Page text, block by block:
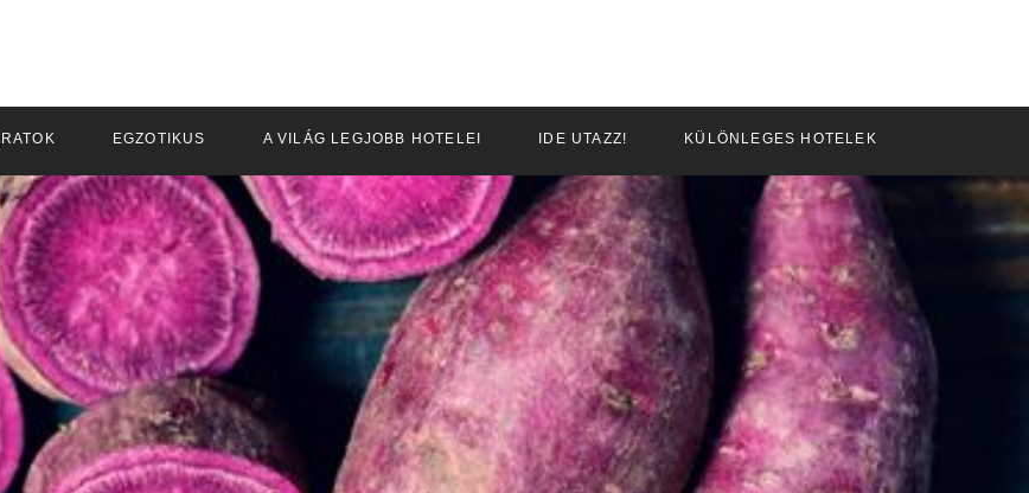
EGZOTIKUS A VILÁG LEGJOBB HOTELEI IDE UTAZZ! KÜLÖNLEGES HOTELEK